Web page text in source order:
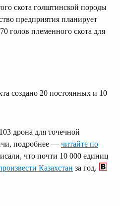
скота голштинской породы
предприятия планирует
голов племенного скота для
создано 20 постоянных и 10
дрона для точечной
подробнее — читайте по
что почти 10 000 единиц
Казахстан за год.